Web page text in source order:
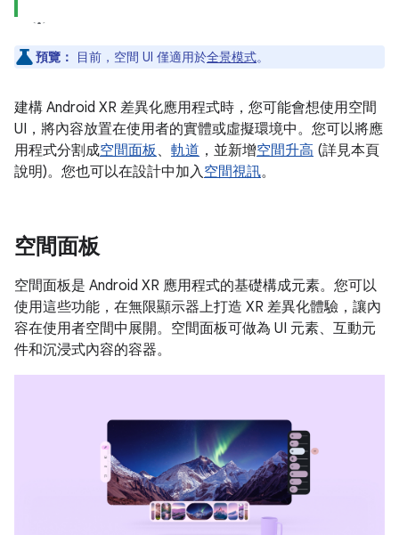
預覽： 目前，空間 UI 僅適用於全景模式。
建構 Android XR 差異化應用程式時，您可能會想使用空間
UI，將內容放置在使用者的實體或虛擬環境中。您可以將應
用程式分割成空間面板、 軌道 ，並新增空間升高 (詳見本頁
說明)。您也可以在設計中加入空間視訊。
空間面板
空間面板是 Android XR 應用程式的基礎構成元素。您可以
使用這些功能，在無限顯示器上打造 XR 差異化體驗，讓內
容在使用者空間中展開。空間面板可做為 UI 元素、互動元
件和沉浸式內容的容器。